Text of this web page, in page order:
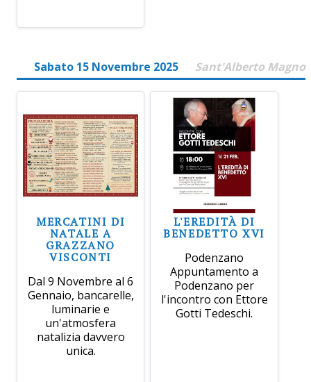
Sabato 15 Novembre 2025 Sant'Alberto Magno
MERCATINI DI
NATALE A
GRAZZANO
VISCONTI
Dal 9 Novembre al 6
Gennaio, bancarelle,
luminarie e
un'atmosfera
natalizia davvero
unica.
L'EREDITÀ DI
BENEDETTO XVI
Podenzano
Appuntamento a
Podenzano per
l'incontro con Ettore
Gotti Tedeschi.